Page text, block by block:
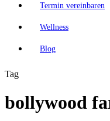
Termin vereinbaren
Wellness
Blog
Tag
bollywood